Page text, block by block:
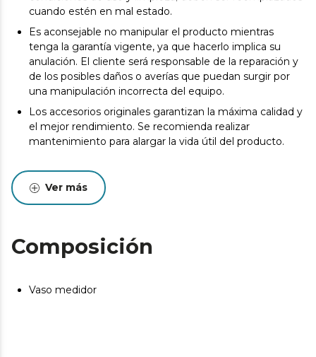
cuando estén en mal estado.
Es aconsejable no manipular el producto mientras
tenga la garantía vigente, ya que hacerlo implica su
anulación. El cliente será responsable de la reparación y
de los posibles daños o averías que puedan surgir por
una manipulación incorrecta del equipo.
Los accesorios originales garantizan la máxima calidad y
el mejor rendimiento. Se recomienda realizar
mantenimiento para alargar la vida útil del producto.
Ver más
Composición
Vaso medidor